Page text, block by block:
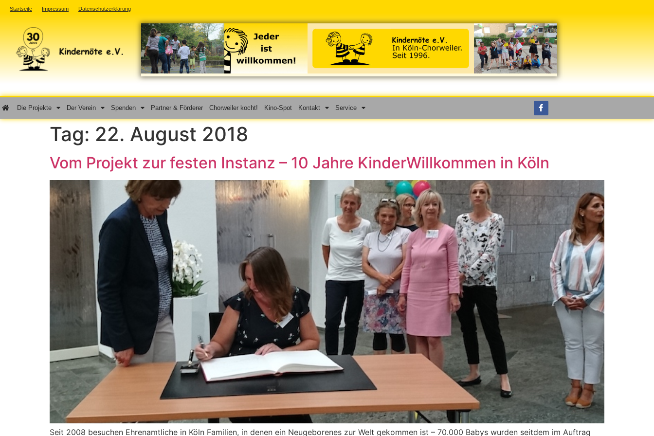
Startseite Impressum Datenschutzerklärung
Die Projekte Der Verein Spenden Partner & Förderer Chorweiler kocht! Kino-Spot Kontakt Service
Tag: 22. August 2018
Vom Projekt zur festen Instanz – 10 Jahre KinderWillkommen in Köln
Seit 2008 besuchen Ehrenamtliche in Köln Familien, in denen ein Neugeborenes zur Welt gekommen ist – 70.000 Babys wurden seitdem im Auftrag